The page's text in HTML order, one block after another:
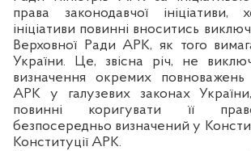
права законодавчої ініціативи,
ініціативи повинні вноситись
Верховної Ради АРК, як того
України. Це, звісна річ, не
визначення окремих повноважень
АРК у галузевих законах
повинні коригувати її
безпосередньо визначений у
Конституції АРК.